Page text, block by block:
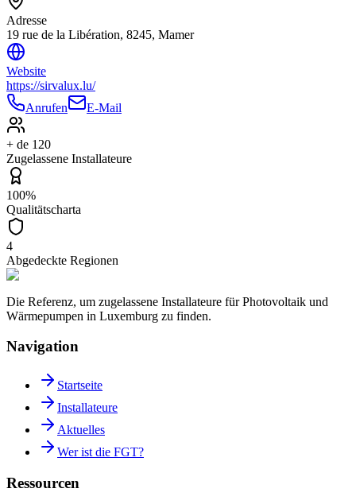
Adresse
19 rue de la Libération, 8245, Mamer
Website
https://sirvalux.lu/
Anrufen
E-Mail
+ de 120
Zugelassene Installateure
100%
Qualitätscharta
4
Abgedeckte Regionen
Die Referenz, um zugelassene Installateure für Photovoltaik und
Wärmepumpen in Luxemburg zu finden.
Navigation
Startseite
Installateure
Aktuelles
Wer ist die FGT?
Ressourcen